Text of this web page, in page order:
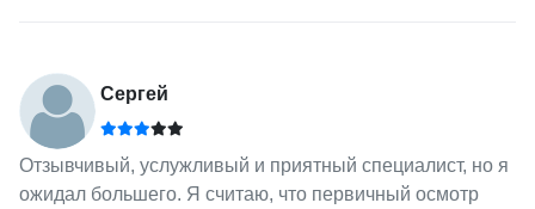
Сергей
Отзывчивый, услужливый и приятный специалист, но я
ожидал большего. Я считаю, что первичный осмотр